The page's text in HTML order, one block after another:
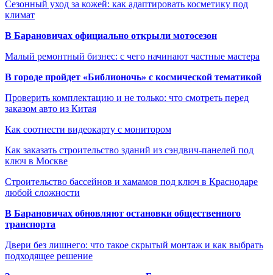
Сезонный уход за кожей: как адаптировать косметику под
климат
В Барановичах официально открыли мотосезон
Малый ремонтный бизнес: с чего начинают частные мастера
В городе пройдет «Библионочь» с космической тематикой
Проверить комплектацию и не только: что смотреть перед
заказом авто из Китая
Как соотнести видеокарту с монитором
Как заказать строительство зданий из сэндвич-панелей под
ключ в Москве
Строительство бассейнов и хамамов под ключ в Краснодаре
любой сложности
В Барановичах обновляют остановки общественного
транспорта
Двери без лишнего: что такое скрытый монтаж и как выбрать
подходящее решение